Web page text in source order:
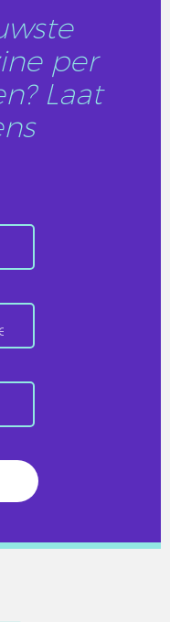
per
Laat